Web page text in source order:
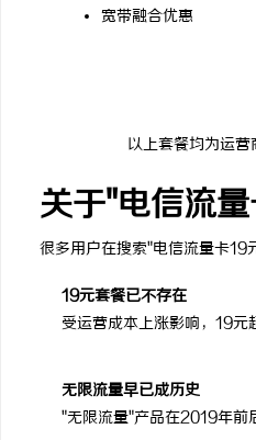
宽带融合优惠
以上套餐均为运
关于"电信流
很多用户在搜索"电信流量卡19
19元套餐已不存在
受运营成本上涨影响，19
无限流量早已成历史
"无限流量"产品在2019年前